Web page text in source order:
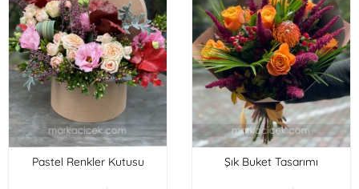
Pastel Renkler Kutusu Şık Buket Tasarımı